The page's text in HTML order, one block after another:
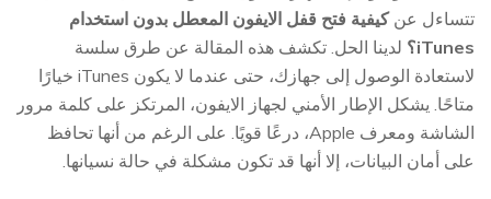
تتساءل عنكيفية فتح قفل الايفون المعطل بدون استخدام
iTunes؟
لدينا الحل. تكشف هذه المقالة عن طرق سلسة
لاستعادة الوصول إلى جهازك، حتى عندما لا يكون iTunes خيارًا
متاحًا. يشكل الإطار الأمني لجهاز الايفون، المرتكز على كلمة مرور
الشاشة ومعرف Apple، درعًا قويًا. على الرغم من أنها تحافظ
على أمان البيانات، إلا أنها قد تكون مشكلة في حالة نسيانها.